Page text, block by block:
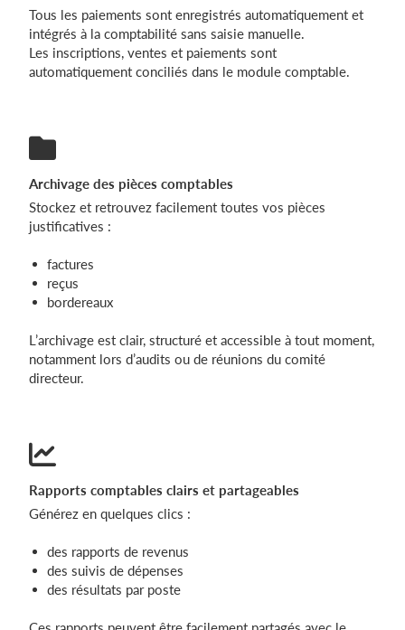
Tous les paiements sont enregistrés automatiquement et
intégrés à la comptabilité sans saisie manuelle.
Les inscriptions, ventes et paiements sont
automatiquement conciliés dans le module comptable.
Archivage des pièces comptables
Stockez et retrouvez facilement toutes vos pièces
justificatives :
factures
reçus
bordereaux
L’archivage est clair, structuré et accessible à tout moment,
notamment lors d’audits ou de réunions du comité
directeur.
Rapports comptables clairs et partageables
Générez en quelques clics :
des rapports de revenus
des suivis de dépenses
des résultats par poste